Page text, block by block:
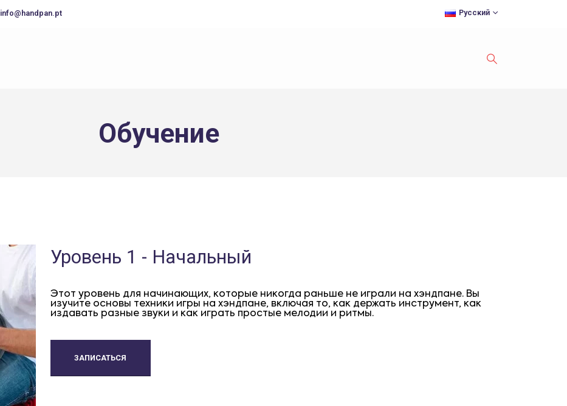
info@handpan.pt Русский
Обучение
Уровень 1 - Начальный
Этот уровень для начинающих, которые никогда раньше не играли на хэндпане. Вы
изучите основы техники игры на хэндпане, включая то, как держать инструмент, как
издавать разные звуки и как играть простые мелодии и ритмы.
ЗАПИСАТЬСЯ